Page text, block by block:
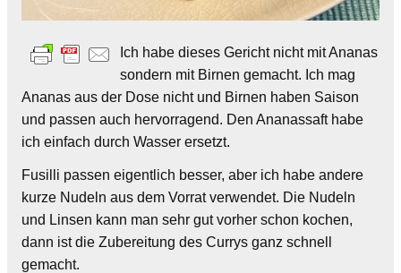
Ich habe dieses Gericht nicht mit Ananas
sondern mit Birnen gemacht. Ich mag
Ananas aus der Dose nicht und Birnen haben Saison
und passen auch hervorragend. Den Ananassaft habe
ich einfach durch Wasser ersetzt.
Fusilli passen eigentlich besser, aber ich habe andere
kurze Nudeln aus dem Vorrat verwendet. Die Nudeln
und Linsen kann man sehr gut vorher schon kochen,
dann ist die Zubereitung des Currys ganz schnell
gemacht.